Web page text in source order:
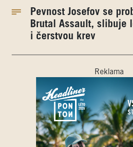
Pevnost Josefov se
Brutal Assault, slibuje
i čerstvou krev
Reklama